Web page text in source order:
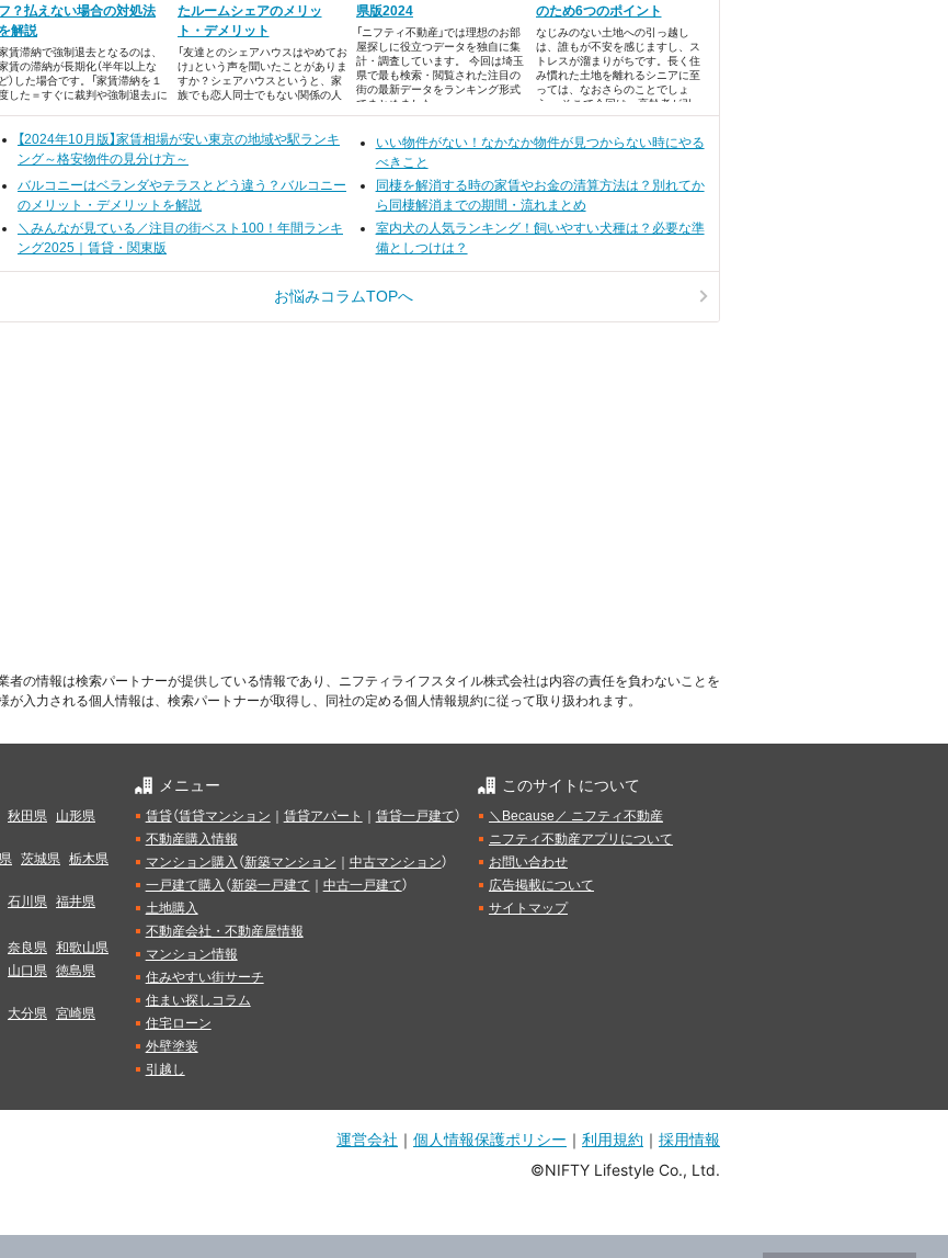
フ？払えない場合の対処法
を解説
賃滞納で強制退去となるのは、
賃の滞納が長期化（半年以上な
ど）した場合です。「家賃滞納を１
度した＝すぐに裁判や強制退去」に
れば「延滞損害金」が発生し、賃貸
借契約の内容によっては「取り立て
が厳しい」「今後の生活に影響する」
ケースもあります。
たルームシェアのメリッ
ト・デメリット
「友達とのシェアハウスはやめてお
け」という声を聞いたことがありま
すか？シェアハウスというと、家
族でも恋人同士でもない関係の人
賃貸物件を借りてのルームシェア
しそう」「家賃や光熱費の負担が少
ない」といったメリットに目が奪わ
れがちですが、実際のところデメ
リットはないのでしょうか？ 今回
はルームシェアのメリット・デメ
リットについて、実際にルームシ
県版2024
「ニフティ不動産」では理想のお部
屋探しに役立つデータを独自に集
計・調査しています。 今回は埼玉
県で最も検索・閲覧された注目の
街の最新データをランキング形式
でまとめました。
のため6つのポイント
なじみのない土地への引っ越し
は、誰もが不安を感じますし、ス
トレスが溜まりがちです。長く住
み慣れた土地を離れるシニアに至
っては、なおさらのことでしょ
う。 そこで今回は、高齢者が引っ
越しをするときに、家族が気をつ
した。
【2024年10月版】家賃相場が安い東京の地域や駅ランキ
ング～格安物件の見分け方～
いい物件がない！なかなか物件が見つからない時にやる
べきこと
バルコニーはベランダやテラスとどう違う？バルコニー
のメリット・デメリットを解説
同棲を解消する時の家賃やお金の清算方法は？別れてか
ら同棲解消までの期間・流れまとめ
＼みんなが見ている／注目の街ベスト100！年間ランキ
ング2025｜賃貸・関東版
室内犬の人気ランキング！飼いやすい犬種は？必要な準
備としつけは？
お悩みコラムTOPへ
者の情報は検索パートナーが提供している情報であり、ニフティライフスタイル株式会社は内容の責任を負わないことを
が入力される個人情報は、検索パートナーが取得し、同社の定める個人情報規約に従って取り扱われます。
秋田県
山形県
茨城県
栃木県
石川県
福井県
奈良県
和歌山県
山口県
徳島県
大分県
宮崎県
メニュー
賃貸（賃貸マンション ｜ 賃貸アパート ｜ 賃貸一戸建て）
不動産購入情報
マンション購入 （新築マンション ｜ 中古マンション）
一戸建て購入 （新築一戸建て ｜ 中古一戸建て）
土地購入
不動産会社・不動産屋情報
マンション情報
住みやすい街サーチ
住まい探しコラム
住宅ローン
外壁塗装
引越し
このサイトについて
＼Because／ ニフティ不動産
ニフティ不動産アプリについて
お問い合わせ
広告掲載について
サイトマップ
運営会社 ｜ 個人情報保護ポリシー ｜ 利用規約 ｜ 採用情報
©NIFTY Lifestyle Co., Ltd.